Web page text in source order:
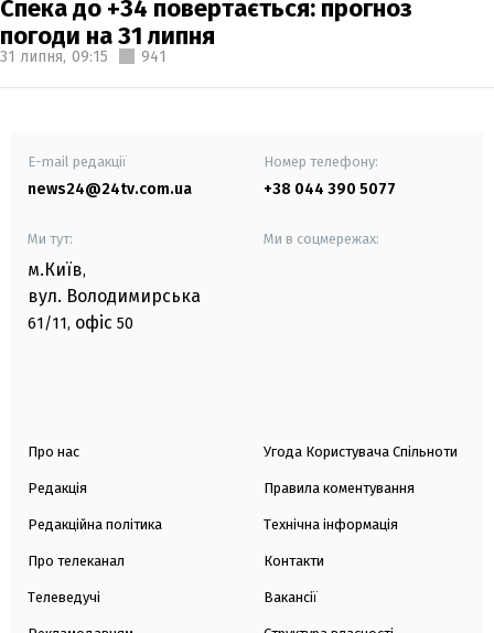
Спека до +34 повертається: прогноз
погоди на 31 липня
31 липня, 09:15 941
E-mail редакції
news24@24tv.com.ua
Номер телефону:
+38 044 390 5077
Ми тут:
м.Київ,
вул. Володимирська
61/11, офіс 50
Ми в соцмережах:
Про нас
Редакція
Редакційна політика
Про телеканал
Телеведучі
Угода Користувача Спільноти
Правила коментування
Технічна інформація
Контакти
Вакансії